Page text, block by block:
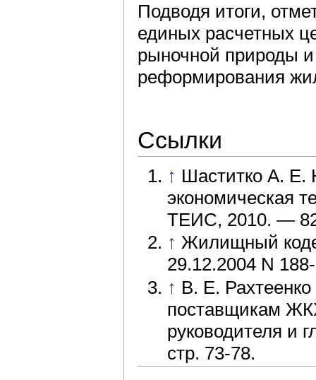
Подводя итоги,
единых расчетных
рыночной природы
реформирования
Ссылки
↑ Шаститко А. Е.
экономическая
ТЕИС, 2010. —
↑ Жилищный
29.12.2004 N
↑ В. Е.
поставщикам
руководителя и
стр. 73-78.